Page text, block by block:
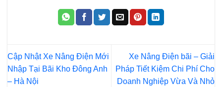
Cập Nhật Xe Nâng Điện Mới
Nhập Tại Bãi Kho Đông Anh
– Hà Nội
Xe Nâng Điện bãi – Giải
Pháp Tiết Kiệm Chi Phí Cho
Doanh Nghiệp Vừa Và Nhỏ